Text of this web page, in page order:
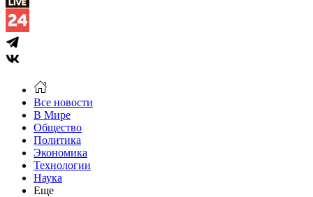
Все новости
В Мире
Общество
Политика
Экономика
Технологии
Наука
Еще